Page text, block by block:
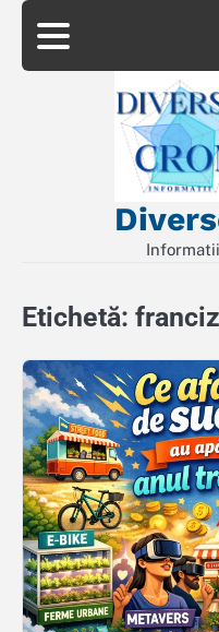
Skip
content
Etichetă: